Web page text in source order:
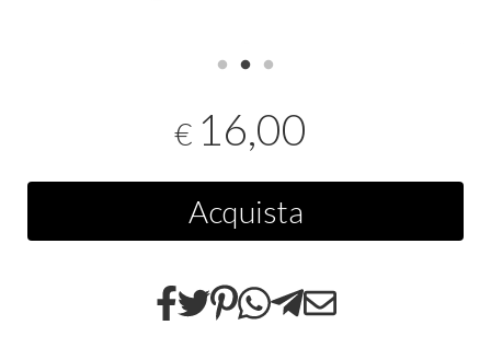
€ 16,00
Acquista